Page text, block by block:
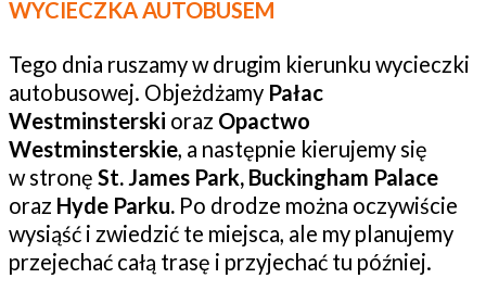
WYCIECZKA AUTOBUSEM
Tego dnia ruszamy w drugim kierunku wycieczki
autobusowej. Objeżdżamy Pałac
Westminsterski oraz Opactwo
Westminsterskie, a następnie kierujemy się
w stronę St. James Park, Buckingham Palace
oraz Hyde Parku. Po drodze można oczywiście
wysiąść i zwiedzić te miejsca, ale my planujemy
przejechać całą trasę i przyjechać tu później.